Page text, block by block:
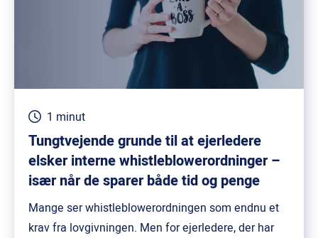
1 minut
Tungtvejende grunde til at ejerledere
elsker interne whistleblowerordninger –
især når de sparer både tid og penge
Mange ser whistleblowerordningen som endnu et
krav fra lovgivningen. Men for ejerledere, der har